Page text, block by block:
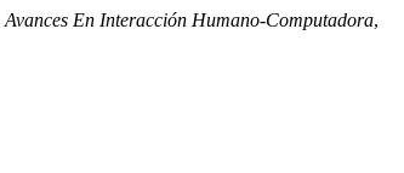
Avances En Interacción Humano-Computadora,